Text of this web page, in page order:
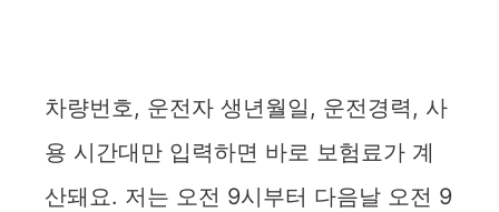
차량번호, 운전자 생년월일, 운전경력, 사
용 시간대만 입력하면 바로 보험료가 계
산돼요. 저는 오전 9시부터 다음날 오전 9